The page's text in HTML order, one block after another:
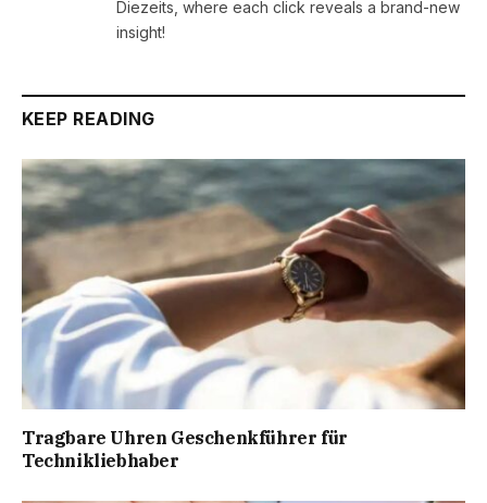
Diezeits, where each click reveals a brand-new
insight!
KEEP READING
Tragbare Uhren Geschenkführer für
Technikliebhaber